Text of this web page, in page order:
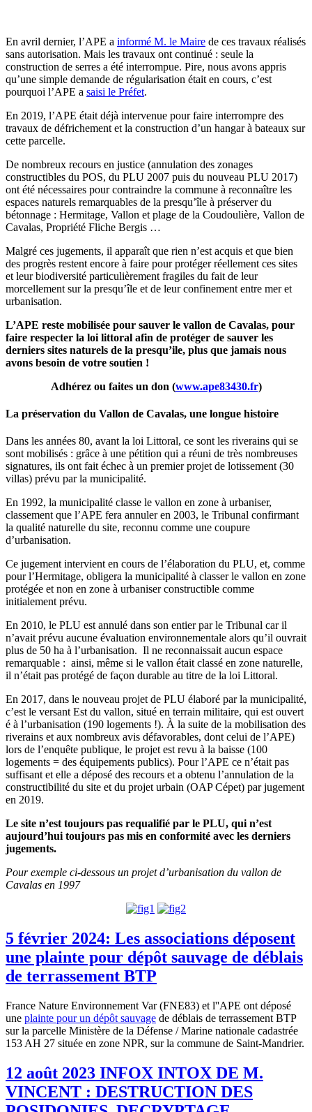
En avril dernier, l’APE a informé M. le Maire de ces travaux réalisés
sans autorisation. Mais les travaux ont continué : seule la
construction de serres a été interrompue. Pire, nous avons appris
qu’une simple demande de régularisation était en cours, c’est
pourquoi l’APE a saisi le Préfet.
En 2019, l’APE était déjà intervenue pour faire interrompre des
travaux de défrichement et la construction d’un hangar à bateaux sur
cette parcelle.
De nombreux recours en justice (annulation des zonages
constructibles du POS, du PLU 2007 puis du nouveau PLU 2017)
ont été nécessaires pour contraindre la commune à reconnaître les
espaces naturels remarquables de la presqu’île à préserver du
bétonnage : Hermitage, Vallon et plage de la Coudoulière, Vallon de
Cavalas, Propriété Fliche Bergis …
Malgré ces jugements, il apparaît que rien n’est acquis et que bien
des progrès restent encore à faire pour protéger réellement ces sites
et leur biodiversité particulièrement fragiles du fait de leur
morcellement sur la presqu’île et de leur confinement entre mer et
urbanisation.
L’APE reste mobilisée pour sauver le vallon de Cavalas, pour
faire respecter la loi littoral afin de protéger de sauver les
derniers sites naturels de la presqu’ile, plus que jamais nous
avons besoin de votre soutien !
Adhérez ou faites un don (www.ape83430.fr)
La préservation du Vallon de Cavalas, une longue histoire
Dans les années 80, avant la loi Littoral, ce sont les riverains qui se
sont mobilisés : grâce à une pétition qui a réuni de très nombreuses
signatures, ils ont fait échec à un premier projet de lotissement (30
villas) prévu par la municipalité.
En 1992, la municipalité classe le vallon en zone à urbaniser,
classement que l’APE fera annuler en 2003, le Tribunal confirmant
la qualité naturelle du site, reconnu comme une coupure
d’urbanisation.
Ce jugement intervient en cours de l’élaboration du PLU, et, comme
pour l’Hermitage, obligera la municipalité à classer le vallon en zone
protégée et non en zone à urbaniser constructible comme
initialement prévu.
En 2010, le PLU est annulé dans son entier par le Tribunal car il
n’avait prévu aucune évaluation environnementale alors qu’il ouvrait
plus de 50 ha à l’urbanisation. Il ne reconnaissait aucun espace
remarquable : ainsi, même si le vallon était classé en zone naturelle,
il n’était pas protégé de façon durable au titre de la loi Littoral.
En 2017, dans le nouveau projet de PLU élaboré par la municipalité,
c’est le versant Est du vallon, situé en terrain militaire, qui est ouvert
é à l’urbanisation (190 logements !). À la suite de la mobilisation des
riverains et aux nombreux avis défavorables, dont celui de l’APE)
lors de l’enquête publique, le projet est revu à la baisse (100
logements = des équipements publics). Pour l’APE ce n’était pas
suffisant et elle a déposé des recours et a obtenu l’annulation de la
constructibilité du site et du projet urbain (OAP Cépet) par jugement
en 2019.
Le site n’est toujours pas requalifié par le PLU, qui n’est
aujourd’hui toujours pas mis en conformité avec les derniers
jugements.
Pour exemple ci-dessous un projet d’urbanisation du vallon de
Cavalas en 1997
5 février 2024: Les associations déposent
une plainte pour dépôt sauvage de déblais
de terrassement BTP
France Nature Environnement Var (FNE83) et l''APE ont déposé
une plainte pour un dépôt sauvage de déblais de terrassement BTP
sur la parcelle Ministère de la Défense / Marine nationale cadastrée
153 AH 27 située en zone NPR, sur la commune de Saint-Mandrier.
12 août 2023 INFOX INTOX DE M.
VINCENT : DESTRUCTION DES